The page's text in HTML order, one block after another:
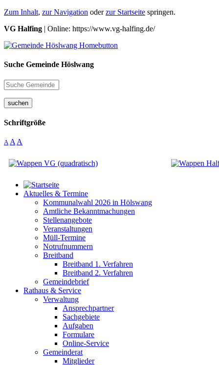
Zum Inhalt, zur Navigation oderzur Startseite springen.
VG Halfing | Online: https://www.vg-halfing.de/
Suche Gemeinde Höslwang
suchen
Schriftgröße
A A A
Aktuelles & Termine
Kommunalwahl 2026 in Hölswang
Amtliche Bekanntmachungen
Stellenangebote
Veranstaltungen
Müll-Termine
Notrufnummern
Breitband
Breitband 1. Verfahren
Breitband 2. Verfahren
Gemeindebrief
Rathaus & Service
Verwaltung
Ansprechpartner
Sachgebiete
Aufgaben
Formulare
Online-Service
Gemeinderat
Mitglieder